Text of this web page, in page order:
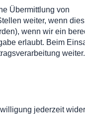
Übermittlung von
weiter, wenn
wenn wir ein
erlaubt. Beim
jederzeit